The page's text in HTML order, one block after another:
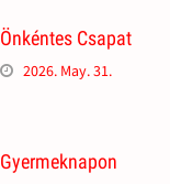
Önkéntes Csapat
2026. May. 31.
Gyermeknapon